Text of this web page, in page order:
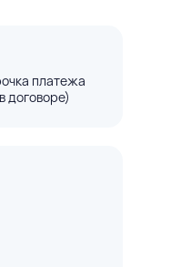
платежа
договоре)